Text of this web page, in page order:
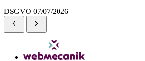
DSGVO 07/07/2026